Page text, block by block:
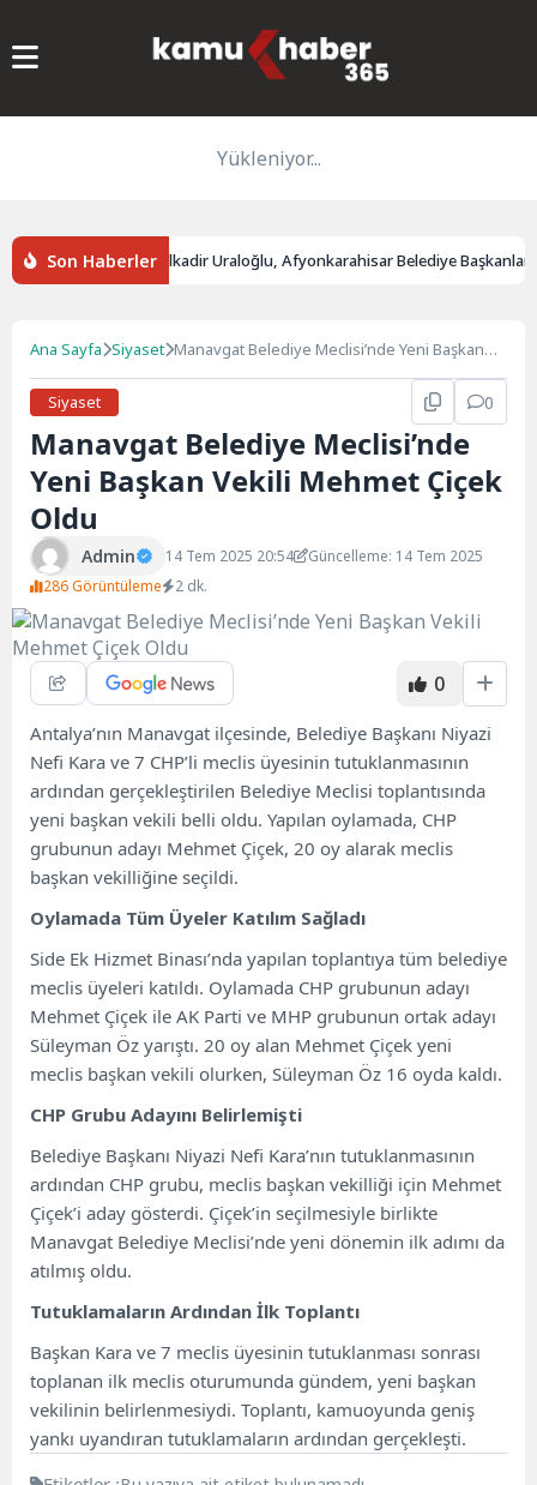
Yükleniyor...
Son Haberler
Altyapı Bakanı Abdulkadir Uraloğlu, Afyonkarahisar Belediye
Ana Sayfa Siyaset Manavgat Belediye Meclisi’nde Yeni Başkan
Siyaset
0
Manavgat Belediye Meclisi’nde
Yeni Başkan Vekili Mehmet Çiçek
Oldu
Admin 14 Tem 2025 20:54
Güncelleme: 14 Tem 2025
286 Görüntüleme
2 dk.
0
Antalya’nın Manavgat ilçesinde, Belediye Başkanı Niyazi
Nefi Kara ve 7 CHP’li meclis üyesinin tutuklanmasının
ardından gerçekleştirilen Belediye Meclisi toplantısında
yeni başkan vekili belli oldu. Yapılan oylamada, CHP
grubunun adayı Mehmet Çiçek, 20 oy alarak meclis
başkan vekilliğine seçildi.
Oylamada Tüm Üyeler Katılım Sağladı
Side Ek Hizmet Binası’nda yapılan toplantıya tüm belediye
meclis üyeleri katıldı. Oylamada CHP grubunun adayı
Mehmet Çiçek ile AK Parti ve MHP grubunun ortak adayı
Süleyman Öz yarıştı. 20 oy alan Mehmet Çiçek yeni
meclis başkan vekili olurken, Süleyman Öz 16 oyda kaldı.
CHP Grubu Adayını Belirlemişti
Belediye Başkanı Niyazi Nefi Kara’nın tutuklanmasının
ardından CHP grubu, meclis başkan vekilliği için Mehmet
Çiçek’i aday gösterdi. Çiçek’in seçilmesiyle birlikte
Manavgat Belediye Meclisi’nde yeni dönemin ilk adımı da
atılmış oldu.
Tutuklamaların Ardından İlk Toplantı
Başkan Kara ve 7 meclis üyesinin tutuklanması sonrası
toplanan ilk meclis oturumunda gündem, yeni başkan
vekilinin belirlenmesiydi. Toplantı, kamuoyunda geniş
yankı uyandıran tutuklamaların ardından gerçekleşti.